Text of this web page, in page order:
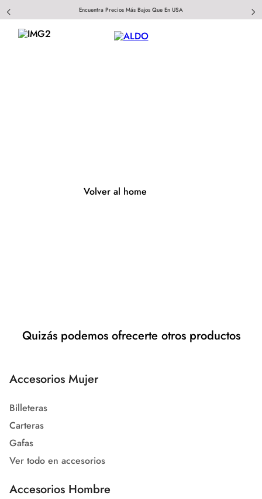
Encuentra Precios Más Bajos Que En USA
Volver al home
Quizás podemos ofrecerte otros productos
Accesorios Mujer
Billeteras
Carteras
Gafas
Ver todo en accesorios
Accesorios Hombre